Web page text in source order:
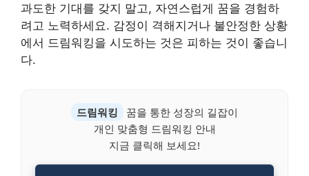
과도한 기대를 갖지 말고, 자연스럽게 꿈을 경험하
려고 노력하세요. 감정이 격해지거나 불안정한 상황
에서 드림워킹을 시도하는 것은 피하는 것이 좋습니
다.
드림워킹
꿈을 통한 성장의 길잡이
개인 맞춤형 드림워킹 안내
지금 클릭해 보세요!